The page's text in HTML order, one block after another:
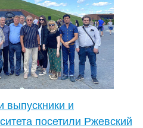
выпускники и
посетили Ржевский